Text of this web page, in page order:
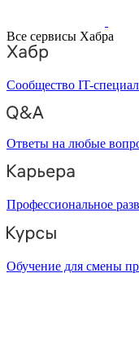
Все сервисы Хабра
Сообщество IT-
Ответы на любые
Профессиональное
Обучение для смены